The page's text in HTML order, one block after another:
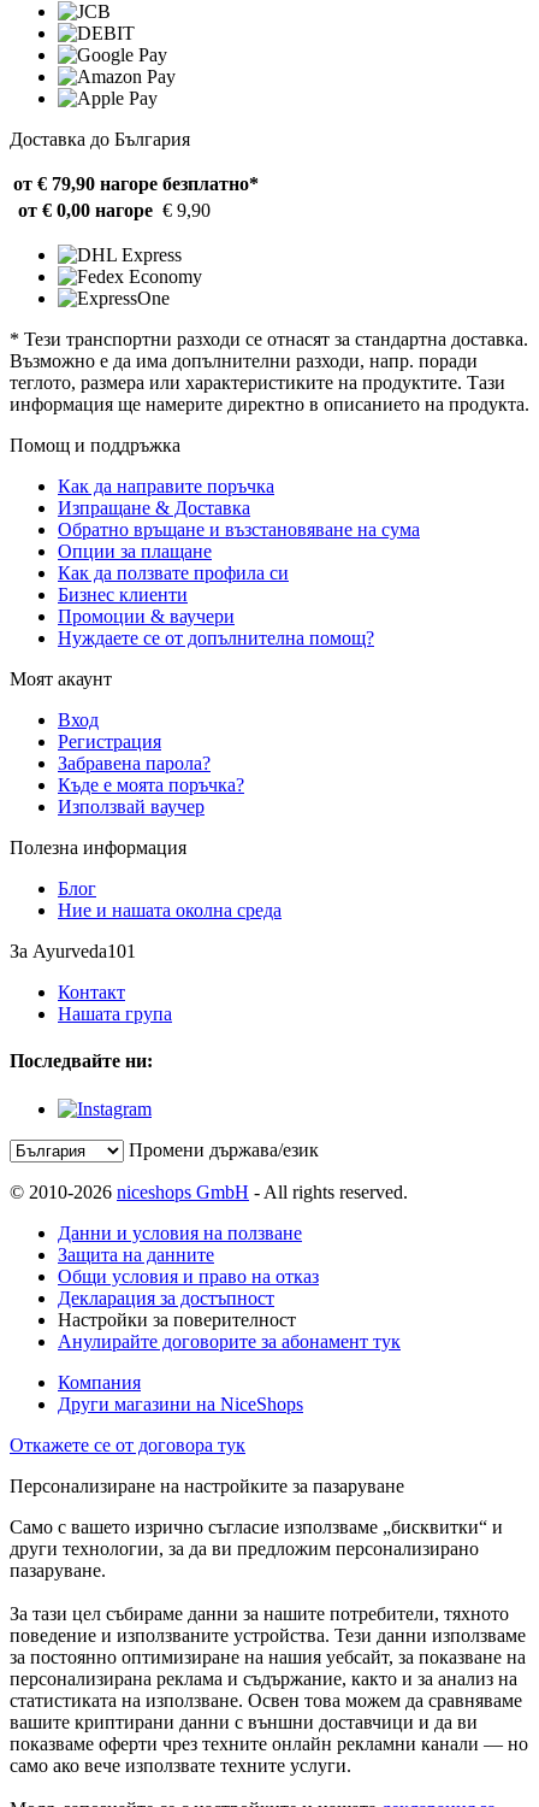
Доставка до България
от € 79,90 нагоре безплатно*
от € 0,00 нагоре € 9,90
* Тези транспортни разходи се отнасят за стандартна доставка.
Възможно е да има допълнителни разходи, напр. поради
теглото, размера или характеристиките на продуктите. Тази
информация ще намерите директно в описанието на продукта.
Помощ и поддръжка
Как да направите поръчка
Изпращане & Доставка
Обратно връщане и възстановяване на сума
Опции за плащане
Как да ползвате профила си
Бизнес клиенти
Промоции & ваучери
Нуждаете се от допълнителна помощ?
Моят акаунт
Вход
Регистрация
Забравена парола?
Къде е моята поръчка?
Използвай ваучер
Полезна информация
Блог
Ние и нашата околна среда
За Ayurveda101
Контакт
Нашата група
Последвайте ни:
Промени държава/език
© 2010-2026 niceshops GmbH - All rights reserved.
Данни и условия на ползване
Защита на данните
Общи условия и право на отказ
Декларация за достъпност
Настройки за поверителност
Анулирайте договорите за абонамент тук
Компания
Други магазини на NiceShops
Откажете се от договора тук
Персонализиране на настройките за пазаруване
Само с вашето изрично съгласие използваме „бисквитки“ и
други технологии, за да ви предложим персонализирано
пазаруване.
За тази цел събираме данни за нашите потребители, тяхното
поведение и използваните устройства. Тези данни използваме
за постоянно оптимизиране на нашия уебсайт, за показване на
персонализирана реклама и съдържание, както и за анализ на
статистиката на използване. Освен това можем да сравняваме
вашите криптирани данни с външни доставчици и да ви
показваме оферти чрез техните онлайн рекламни канали — но
само ако вече използвате техните услуги.